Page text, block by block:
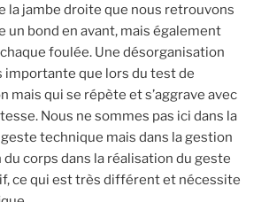
la jambe droite que nous retrouvons
un bond en avant, mais également
foulée. Une désorganisation
importante que lors du test de
mais qui se répète et s’aggrave avec
Nous ne sommes pas ici dans la
technique mais dans la gestion
du corps dans la réalisation du geste
ce qui est très différent et nécessite